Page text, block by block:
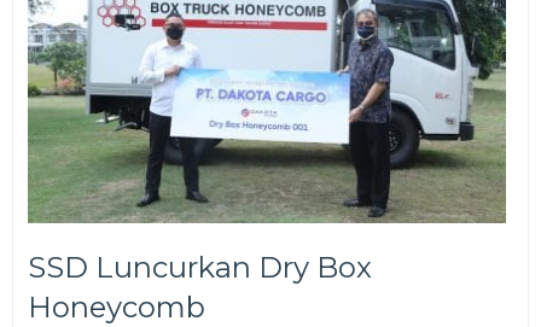
SSD Luncurkan Dry Box
Honeycomb